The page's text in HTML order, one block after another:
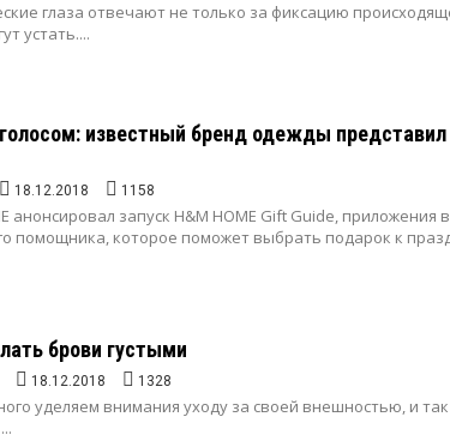
глаза отвечают не только за фиксацию
устать....
известный бренд одежды
18.12.2018 1158
анонсировал запуск H&M HOME Gift Guide, приложения
помощника, которое поможет выбрать подарок к
брови густыми
18.12.2018 1328
уделяем внимания уходу за своей внешностью, и